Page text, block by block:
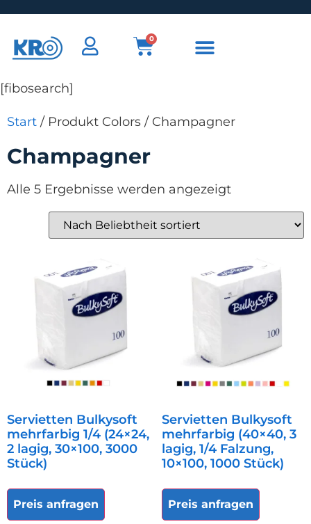
0
[fibosearch]
Start / Produkt Colors / Champagner
Champagner
Alle 5 Ergebnisse werden angezeigt
Servietten Bulkysoft
mehrfarbig 1/4 (24×24,
2 lagig, 30×100, 3000
Stück)
Preis anfragen
Servietten Bulkysoft
mehrfarbig (40×40, 3
lagig, 1/4 Falzung,
10×100, 1000 Stück)
Preis anfragen